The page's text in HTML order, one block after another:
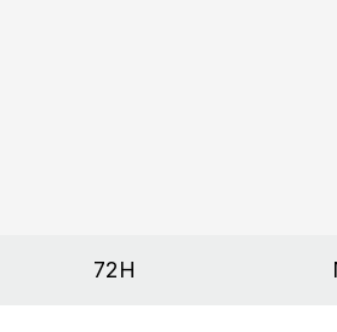
72H